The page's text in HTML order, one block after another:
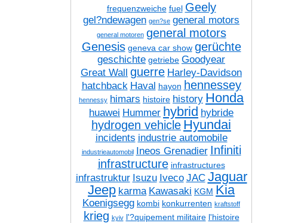
frequenzweiche fuel Geely
gel?ndewagen gen?se general motors
general motoren general motors
Genesis geneva car show gerüchte
geschichte getriebe Goodyear
Great Wall guerre Harley-Davidson
hatchback Haval hayon hennessey
hennessy himars histoire history Honda
huawei Hummer hybrid hybride
hydrogen vehicle Hyundai
incidents industrie automobile
industrieautomobil Ineos Grenadier Infiniti
infrastructure infrastructures
infrastruktur Isuzu Iveco JAC Jaguar
Jeep karma Kawasaki KGM Kia
Koenigsegg kombi konkurrenten kraftstoff
krieg kyiv l'?quipement militaire l'histoire